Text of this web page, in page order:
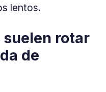
lentos.
suelen rotar
de